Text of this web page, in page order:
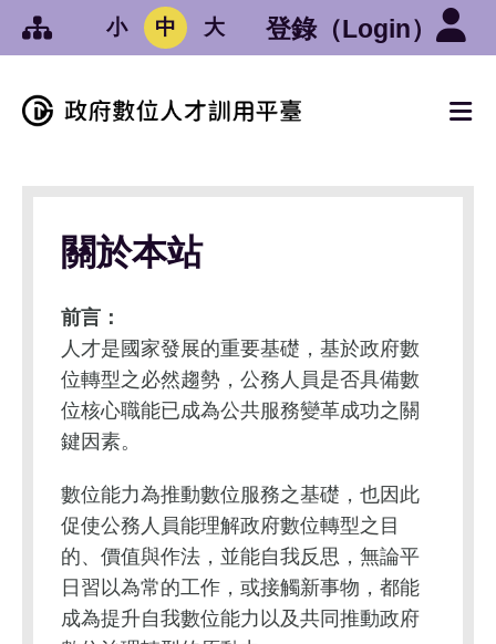
跳到中央內容區塊
::: 小 中 大 登錄（Login）
關於本站
前言：
人才是國家發展的重要基礎，基於政府數
位轉型之必然趨勢，公務人員是否具備數
位核心職能已成為公共服務變革成功之關
鍵因素。
數位能力為推動數位服務之基礎，也因此
促使公務人員能理解政府數位轉型之目
的、價值與作法，並能自我反思，無論平
日習以為常的工作，或接觸新事物，都能
成為提升自我數位能力以及共同推動政府